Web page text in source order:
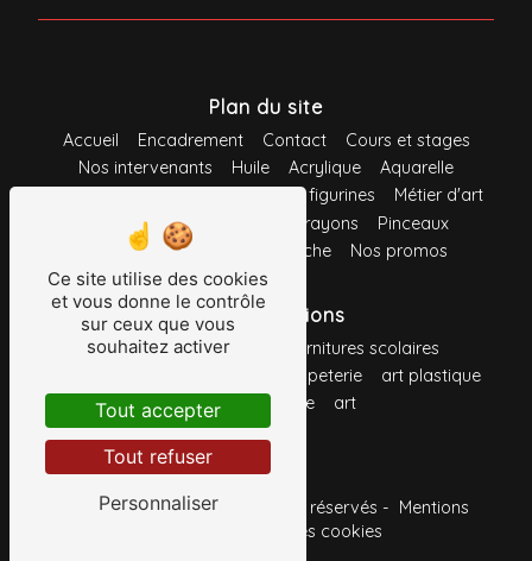
Plan du site
Accueil Encadrement Contact
Cours et stages
Nos intervenants
Huile Acrylique
Aquarelle
Maquette et figurines
Métier d'art
Loisirs créatifs
Crayons
Pinceaux
Support
Système d'accroche Nos promos
Nos prestations
fournitures de bureau
fournitures scolaires
papeterie
art plastique
crayon
peinture art
Vistalid- 2026 - Tous droits réservés - Mentions
Gestion des cookies
Ce site utilise des cookies
et vous donne le contrôle
sur ceux que vous
souhaitez activer
Tout accepter
Tout refuser
Personnaliser